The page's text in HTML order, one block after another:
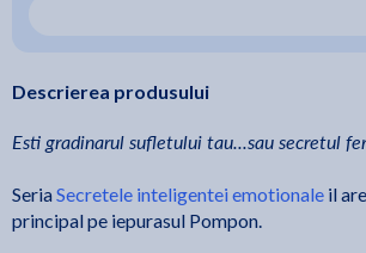
Descrierea produsului
Esti gradinarul sufletului tau...sau secretul
SeriaSecretele inteligentei emotionale il
principal pe iepurasul Pompon.